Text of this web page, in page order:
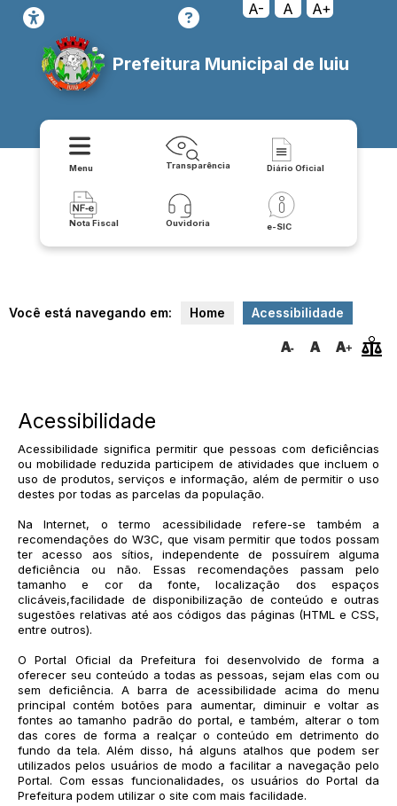
A- A A+
Prefeitura Municipal de Iuiu
Menu Transparência Diário Oficial
Nota Fiscal Ouvidoria e-SIC
Você está navegando em: Home Acessibilidade
Acessibilidade
Acessibilidade significa permitir que pessoas com deficiências
ou mobilidade reduzida participem de atividades que incluem o
uso de produtos, serviços e informação, além de permitir o uso
destes por todas as parcelas da população.
Na Internet, o termo acessibilidade refere-se também a
recomendações do W3C, que visam permitir que todos possam
ter acesso aos sítios, independente de possuírem alguma
deficiência ou não. Essas recomendações passam pelo
tamanho e cor da fonte, localização dos espaços
clicáveis,facilidade de disponibilização de conteúdo e outras
sugestões relativas até aos códigos das páginas (HTML e CSS,
entre outros).
O Portal Oficial da Prefeitura foi desenvolvido de forma a
oferecer seu conteúdo a todas as pessoas, sejam elas com ou
sem deficiência. A barra de acessibilidade acima do menu
principal contém botões para aumentar, diminuir e voltar as
fontes ao tamanho padrão do portal, e também, alterar o tom
das cores de forma a realçar o conteúdo em detrimento do
fundo da tela. Além disso, há alguns atalhos que podem ser
utilizados pelos usuários de modo a facilitar a navegação pelo
Portal. Com essas funcionalidades, os usuários do Portal da
Prefeitura podem utilizar o site com mais facilidade.